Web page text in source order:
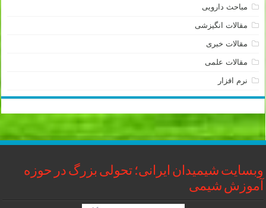
مباحث دارویی
مقالات انگیزشی
مقالات خبری
مقالات علمی
نرم افزار
وبسایت شیمیدان ایرانی؛ تحولی بزرگ در حوزه
آموزش شیمی